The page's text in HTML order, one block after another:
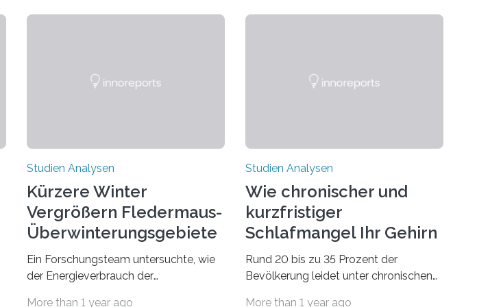
Studien Analysen
Kürzere Winter
Vergrößern Fledermaus-
Überwinterungsgebiete
in Europa
Ein Forschungsteam untersuchte, wie
der Energieverbrauch der
More than 1 year ago
Studien Analysen
Wie chronischer und
kurzfristiger
Schlafmangel Ihr Gehirn
verändert
Rund 20 bis zu 35 Prozent der
Bevölkerung leidet unter chronischen
More than 1 year ago